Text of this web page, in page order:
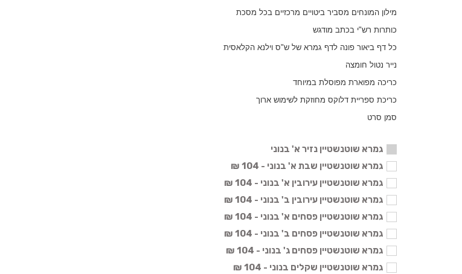
מילון המונחים מסביר ביטויים מרכזיים בכל מסכת
כותרות רש"י בכתב מודגש
כל דף ביאור פונה לדף גמרא של ש"ס וילנא הקלאסית
נייר נטול חומצה
כריכה מפוארת מפוסלת במיוחד
כריכת ספריית דלוקס מחוזקת לשימוש ארוך
סמן סרט
גמרא שוטנשטיין נזיר א' בנוני
גמרא שוטנשטיין שבת א' בנוני - 104 ₪
גמרא שוטנשטיין עירובין א' בנוני - 104 ₪
גמרא שוטנשטיין עירובין ב' בנוני - 104 ₪
גמרא שוטנשטיין פסחים א' בנוני - 104 ₪
גמרא שוטנשטיין פסחים ב' בנוני - 104 ₪
גמרא שוטנשטיין פסחים ג' בנוני - 104 ₪
גמרא שוטנשטיין שקלים בנוני - 104 ₪